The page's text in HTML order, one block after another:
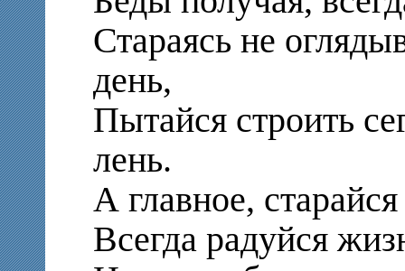
Стараясь не
день,
Пытайся строить
лень.
А главное,
Всегда радуйся